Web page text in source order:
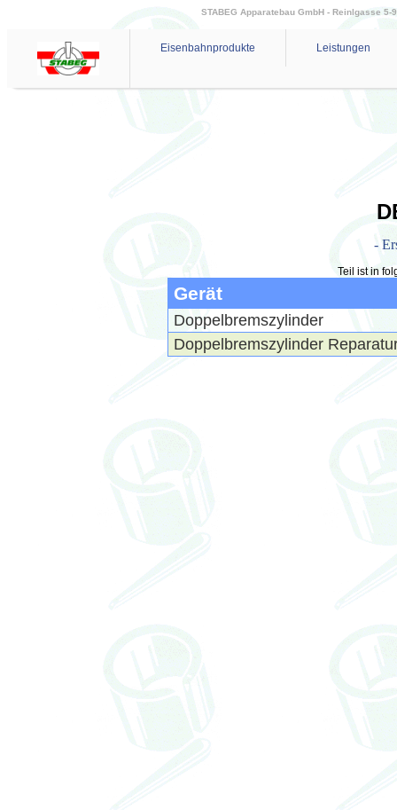
STABEG Apparatebau GmbH - Reinlgasse 5-
Eisenbahnprodukte Leistungen
-
Teil ist in
Gerät
Doppelbremszylinder
Doppelbremszylinder